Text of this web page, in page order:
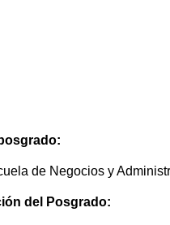
de Negocios y
del Posgrado: